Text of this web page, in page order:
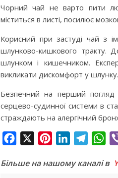
Чорний чай не варто пити
міститься в листі, посилює
Корисний при застуді чай з
шлунково-кишкового тракту.
шлунком і кишечником.
викликати дискомфорт у шлунку.
Безпечний на перший погляд
серцево-судинної системи в
страждають на алергічний
c
n
n
l
W
a
Більше на нашому каналі в